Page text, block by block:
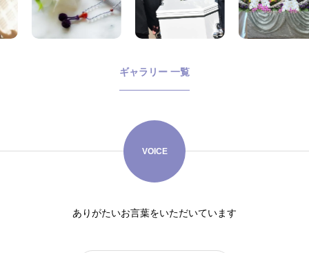
ギャラリー 一覧
VOICE
ありがたいお言葉をいただいています